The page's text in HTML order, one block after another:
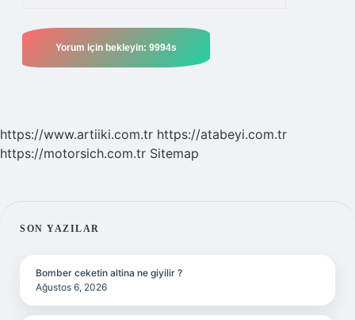
https://www.artiiki.com.tr https://atabeyi.com.tr
https://motorsich.com.tr Sitemap
SIDEBAR
SON YAZILAR
Bomber ceketin altina ne giyilir ?
Ağustos 6, 2026